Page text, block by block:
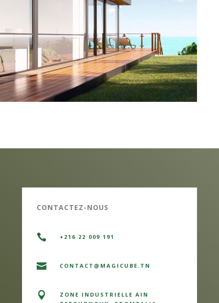
Découvrir →
CONTACTEZ-NOUS
 +216 22 009 191
 CONTACT@MAGICUBE.TN

ZONE INDUSTRIELLE AIN